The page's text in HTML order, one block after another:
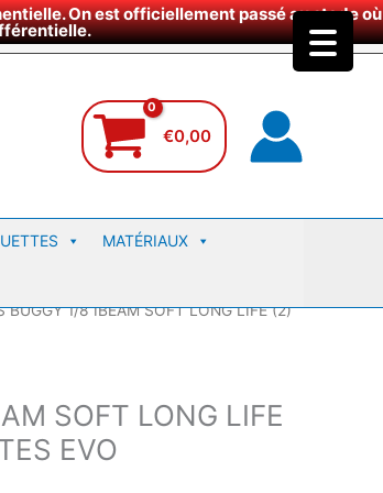
On est officiellement passé au stade où
€0,00
MATÉRIAUX
BUGGY 1/8 IBEAM SOFT LONG LIFE (2)
SOFT LONG LIFE
EVO